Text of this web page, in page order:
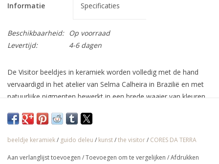
Informatie Specificaties
Beschikbaarheid:
Op voorraad
Levertijd:
4-6 dagen
De Visitor beeldjes in keramiek worden volledig met de hand
vervaardigd in het atelier van Selma Calheira in Brazilië en met
natuurlijke pigmenten bewerkt in een brede waaier van kleuren.
Deleu was echter in brons.
√ Jarenlange ervaring
beeldje keramiek/ guido deleu / kunst/the visitor/ CORES DA TERRA
Aan verlanglijst toevoegen /Toevoegen om te vergelijken /Afdrukken